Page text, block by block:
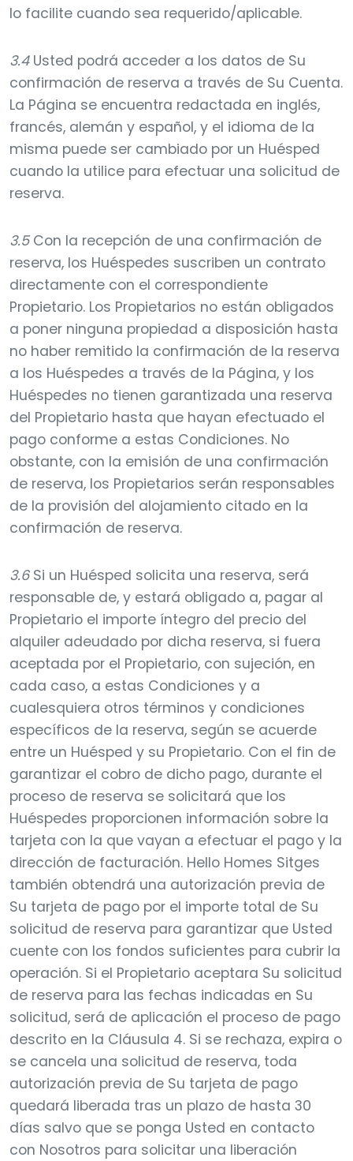
lo facilite cuando sea requerido/aplicable.
3.4Usted podrá acceder a los datos de Su
confirmación de reserva a través de Su Cuenta.
La Página se encuentra redactada en inglés,
francés, alemán y español, y el idioma de la
misma puede ser cambiado por un Huésped
cuando la utilice para efectuar una solicitud de
reserva.
3.5Con la recepción de una confirmación de
reserva, los Huéspedes suscriben un contrato
directamente con el correspondiente
Propietario. Los Propietarios no están obligados
a poner ninguna propiedad a disposición hasta
no haber remitido la confirmación de la reserva
a los Huéspedes a través de la Página, y los
Huéspedes no tienen garantizada una reserva
del Propietario hasta que hayan efectuado el
pago conforme a estas Condiciones. No
obstante, con la emisión de una confirmación
de reserva, los Propietarios serán responsables
de la provisión del alojamiento citado en la
confirmación de reserva.
3.6Si un Huésped solicita una reserva, será
responsable de, y estará obligado a, pagar al
Propietario el importe íntegro del precio del
alquiler adeudado por dicha reserva, si fuera
aceptada por el Propietario, con sujeción, en
cada caso, a estas Condiciones y a
cualesquiera otros términos y condiciones
específicos de la reserva, según se acuerde
entre un Huésped y su Propietario. Con el fin de
garantizar el cobro de dicho pago, durante el
proceso de reserva se solicitará que los
Huéspedes proporcionen información sobre la
tarjeta con la que vayan a efectuar el pago y la
dirección de facturación. Hello Homes Sitges
también obtendrá una autorización previa de
Su tarjeta de pago por el importe total de Su
solicitud de reserva para garantizar que Usted
cuente con los fondos suficientes para cubrir la
operación. Si el Propietario aceptara Su solicitud
de reserva para las fechas indicadas en Su
solicitud, será de aplicación el proceso de pago
descrito en la Cláusula 4. Si se rechaza, expira o
se cancela una solicitud de reserva, toda
autorización previa de Su tarjeta de pago
quedará liberada tras un plazo de hasta 30
días salvo que se ponga Usted en contacto
con Nosotros para solicitar una liberación